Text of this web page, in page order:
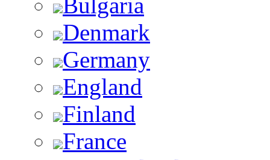
Bulgaria
Denmark
Germany
England
Finland
France